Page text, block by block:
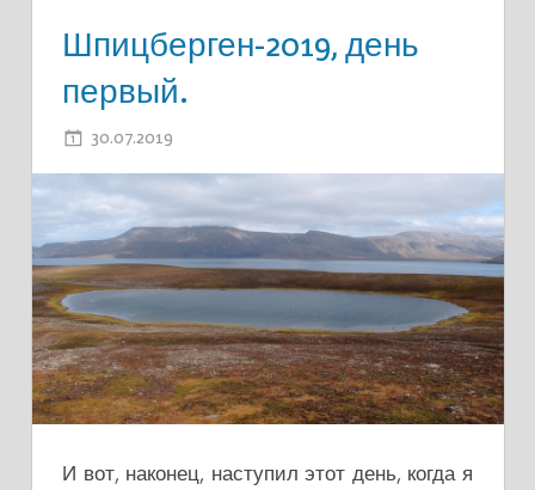
Шпицберген-2019, день
первый.
30.07.2019
И вот, наконец, наступил этот день, когда я